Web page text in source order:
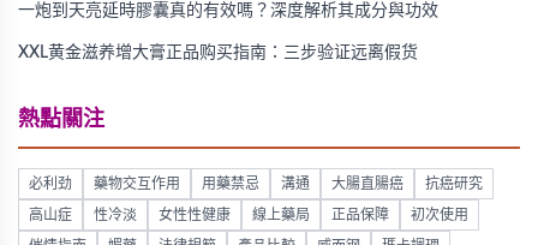
一炮到天亮延時膠囊真的有效嗎？深度解析其成分與功效
XXL黄金滋养增大膏正品购买指南：三步验证远离假货
熱點關注
必利劲 藥物交互作用 用藥禁忌 溝通 大腸直腸癌 抗癌研究
高山症 性冷淡 女性性健康 線上藥局 正品保障 初次使用